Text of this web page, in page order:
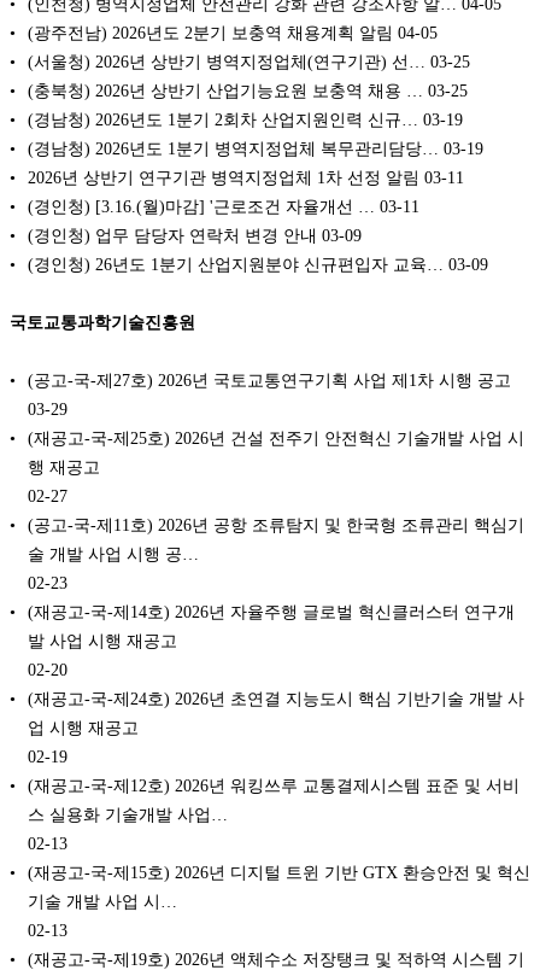
(인천청) 병역지정업체 안전관리 강화 관련 강조사항 알… 04-05
(광주전남) 2026년도 2분기 보충역 채용계획 알림 04-05
(서울청) 2026년 상반기 병역지정업체(연구기관) 선… 03-25
(충북청) 2026년 상반기 산업기능요원 보충역 채용 … 03-25
(경남청) 2026년도 1분기 2회차 산업지원인력 신규… 03-19
(경남청) 2026년도 1분기 병역지정업체 복무관리담당… 03-19
2026년 상반기 연구기관 병역지정업체 1차 선정 알림 03-11
(경인청) [3.16.(월)마감] '근로조건 자율개선 … 03-11
(경인청) 업무 담당자 연락처 변경 안내 03-09
(경인청) 26년도 1분기 산업지원분야 신규편입자 교육… 03-09
국토교통과학기술진흥원
(공고-국-제27호) 2026년 국토교통연구기획 사업 제1차 시행 공고
03-29
(재공고-국-제25호) 2026년 건설 전주기 안전혁신 기술개발 사업 시
행 재공고
02-27
(공고-국-제11호) 2026년 공항 조류탐지 및 한국형 조류관리 핵심기
술 개발 사업 시행 공…
02-23
(재공고-국-제14호) 2026년 자율주행 글로벌 혁신클러스터 연구개
발 사업 시행 재공고
02-20
(재공고-국-제24호) 2026년 초연결 지능도시 핵심 기반기술 개발 사
업 시행 재공고
02-19
(재공고-국-제12호) 2026년 워킹쓰루 교통결제시스템 표준 및 서비
스 실용화 기술개발 사업…
02-13
(재공고-국-제15호) 2026년 디지털 트윈 기반 GTX 환승안전 및 혁신
기술 개발 사업 시…
02-13
(재공고-국-제19호) 2026년 액체수소 저장탱크 및 적하역 시스템 기